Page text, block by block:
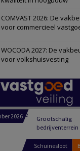
COMVAST 2026: De
voor commercieel
WOCODA 2027: De
voor volkshuisvesting
Schiedam
2026 Attractiepark
Oranje
2026
bedrijventerrein
Schuinesloot
2026 Binnenvaartschip
Panheel